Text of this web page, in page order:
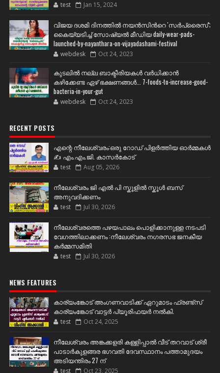
test Jan 15, 2024
വിജയ ദശമി ദിനത്തില്‍ നയന്‍സിന്‍റെ 'സര്‍പ്രൈസ്';
കൈയ്യടിച്ച് സോഷ്യല്‍ മീഡിയ daily-wear-pads-
launched-by-nayanthara-on-vijayadashami-festival
webdesk Oct 24, 2023
കുടലിൽ നല്ല ബാക്ടീരിയകൾ വര്‍ധിക്കാന്‍
കഴിക്കേണ്ട ഏഴ് ഭക്ഷണങ്ങള്‍... 7-foods-to-increase-good-
bacteria-in-your-gut
webdesk Oct 24, 2023
RECENT POSTS
എന്റെ നീലേശ്വരം:ഒരു റോഡ് പിളർത്തിയ ഓർമ്മകൾ
✍️ എം.എം.ജി. കാസർകോട്
test Aug 05, 2026
നീലേശ്വരം ജി എൽ പി സ്കൂളിൽ സ്കൂൾ ബസ്
അനുവദിക്കണം
test Jul 30, 2026
നീലേശ്വരത്തെ പഴയപാലം പൊളിക്കാനുള്ള നടപടി
വേഗത്തിലാക്കണം :നീലേശ്വരം നഗരസഭ ജനകീയ
കർമ്മസമിതി
test Jul 30, 2026
NEWS FEATURES
കാര്യംങ്കോട് അംഗണവാടിക്ക് ഏറുമാടം ഫ്രണ്ട്സ്
കാര്യംങ്കോട് വാട്ടർ പ്യൂരിഫയർ നൽകി.
test Oct 24, 2025
നീലേശ്വരം അങ്കക്കളരി കള്ളിപ്പാൽ വീട് തറവാട് ശ്രീ
പാടാർകുളങ്ങര ഭഗവതി ദേവസ്ഥാനം പത്താമുദയം
അടിയന്തിരം 27 ന്
test Oct 23, 2025